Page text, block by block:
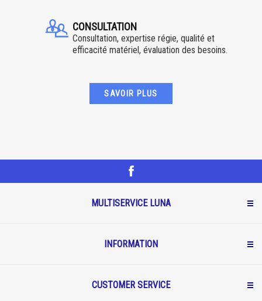
CONSULTATION
Consultation, expertise régie, qualité et
efficacité matériel, évaluation des besoins.
SAVOIR PLUS
MULTISERVICE LUNA
INFORMATION
CUSTOMER SERVICE